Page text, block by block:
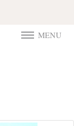
TOGGLE
MENU